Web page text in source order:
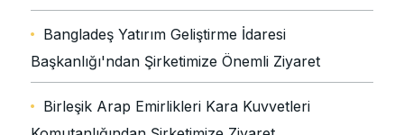
Bangladeş Yatırım Geliştirme İdaresi
Başkanlığı'ndan Şirketimize Önemli Ziyaret
Birleşik Arap Emirlikleri Kara Kuvvetleri